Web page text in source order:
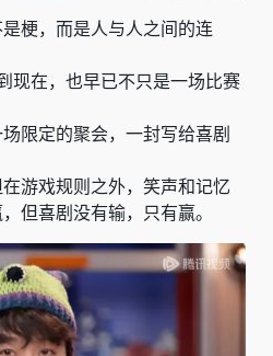
梗，而是人与人之间的连
现在，也早已不只是一场比赛
限定的聚会，一封写给喜剧
游戏规则之外，笑声和记忆
但喜剧没有输，只有赢。